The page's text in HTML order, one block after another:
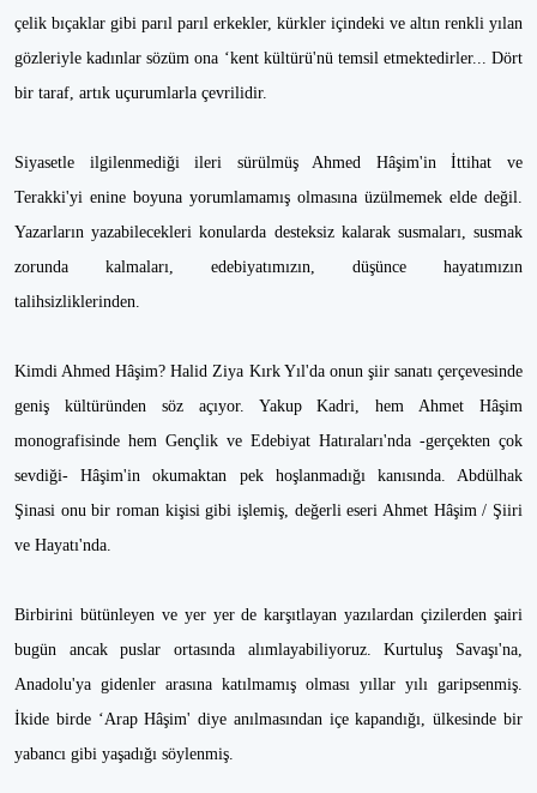
çelik bıçaklar gibi parıl parıl erkekler, kürkler içindeki ve altın renkli yılan
gözleriyle kadınlar sözüm ona ‘kent kültürü'nü temsil etmektedirler... Dört
bir taraf, artık uçurumlarla çevrilidir.
Siyasetle ilgilenmediği ileri sürülmüş Ahmed Hâşim'in İttihat ve
Terakki'yi enine boyuna yorumlamamış olmasına üzülmemek elde değil.
Yazarların yazabilecekleri konularda desteksiz kalarak susmaları, susmak
zorunda kalmaları, edebiyatımızın, düşünce hayatımızın
talihsizliklerinden.
Kimdi Ahmed Hâşim? Halid Ziya Kırk Yıl'da onun şiir sanatı çerçevesinde
geniş kültüründen söz açıyor. Yakup Kadri, hem Ahmet Hâşim
monografisinde hem Gençlik ve Edebiyat Hatıraları'nda -gerçekten çok
sevdiği- Hâşim'in okumaktan pek hoşlanmadığı kanısında. Abdülhak
Şinasi onu bir roman kişisi gibi işlemiş, değerli eseri Ahmet Hâşim / Şiiri
ve Hayatı'nda.
Birbirini bütünleyen ve yer yer de karşıtlayan yazılardan çizilerden şairi
bugün ancak puslar ortasında alımlayabiliyoruz. Kurtuluş Savaşı'na,
Anadolu'ya gidenler arasına katılmamış olması yıllar yılı garipsenmiş.
İkide birde ‘Arap Hâşim' diye anılmasından içe kapandığı, ülkesinde bir
yabancı gibi yaşadığı söylenmiş.